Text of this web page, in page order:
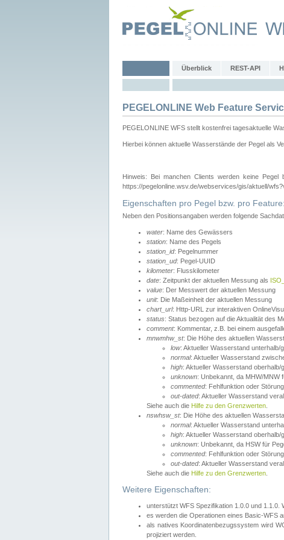
Überblick REST-API
PEGELONLINE Web Feature
PEGELONLINE WFS stellt kostenfrei tagesaktuelle
Hierbei können aktuelle Wasserstände der Pegel als
Hinweis: Bei manchen Clients werden keine
https://pegelonline.wsv.de/webservices/gis/aktuell/
Eigenschaften pro Pegel bzw. pro Feature:
Neben den Positionsangaben werden folgende
water: Name des Gewässers
station: Name des Pegels
station_id: Pegelnummer
station_ud: Pegel-UUID
kilometer: Flusskilometer
date: Zeitpunkt der aktuellen Messung als
value: Der Messwert der aktuellen Messung
unit: Die Maßeinheit der aktuellen Messung
chart_url: Http-URL zur interaktiven
status: Status bezogen auf die Aktualität des
comment: Kommentar, z.B. bei einem
mnwmhw_st: Die Höhe des aktuellen
low: Aktueller Wasserstand unterhalb/
normal: Aktueller Wasserstand
high: Aktueller Wasserstand oberhalb/
unknown: Unbekannt, da MHW/MNW
commented: Fehlfunktion oder
out-dated: Aktueller Wasserstand
Siehe auch die Hilfe zu den Grenzwerten
nswhsw_st: Die Höhe des aktuellen
normal: Aktueller Wasserstand
high: Aktueller Wasserstand oberhalb/
unknown: Unbekannt, da HSW für
commented: Fehlfunktion oder
out-dated: Aktueller Wasserstand
Siehe auch die Hilfe zu den Grenzwerten
Weitere Eigenschaften:
unterstützt WFS Spezifikation 1.0.0 und 1.1.0.
es werden die Operationen eines Basic-WFS
als natives Koordinatenbezugssystem wird
projiziert werden.